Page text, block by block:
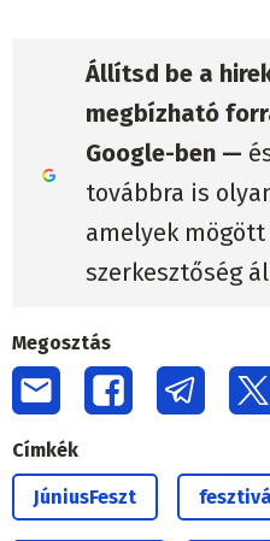
Állítsd be a
megbízható
Google-ben —
továbbra is
amelyek
szerkesztőség
Megosztás
Címkék
JúniusFeszt